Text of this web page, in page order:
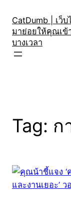
content
CatDumb | เว็
มาย่อยให้คุณเข้
บางเวลา
Tag: ก